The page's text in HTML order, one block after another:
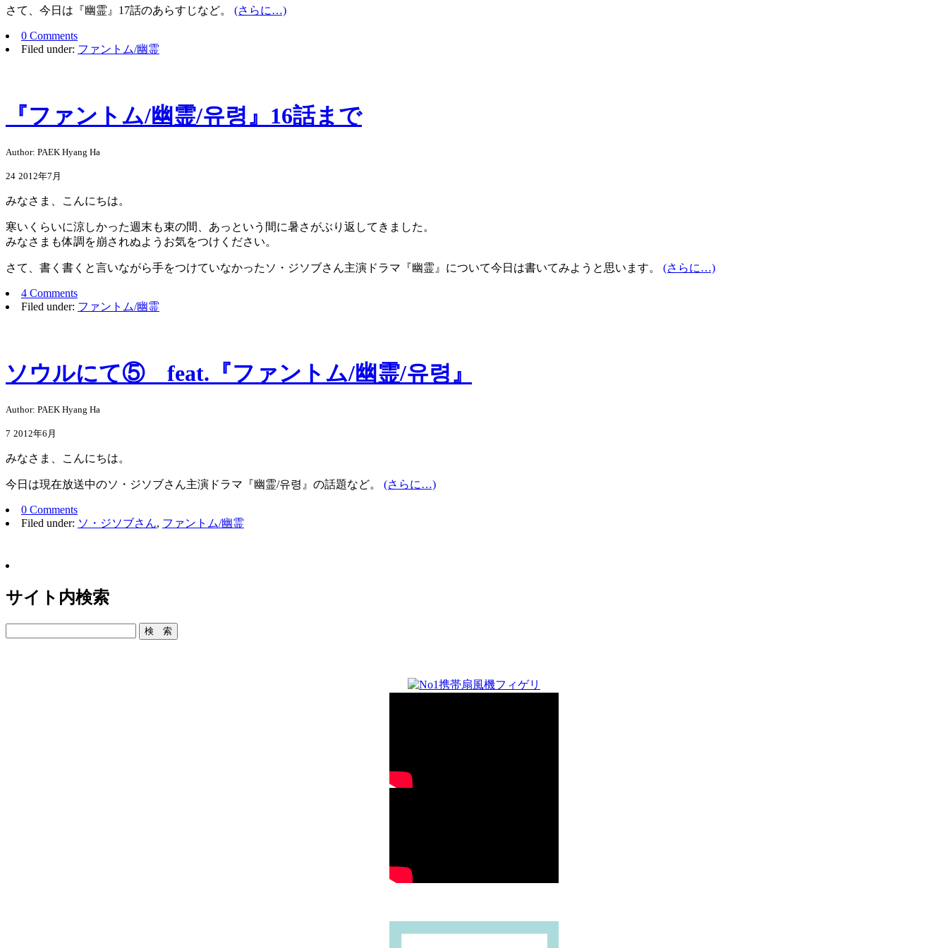
さて、今日は『幽霊』17話のあらすじなど。 (さらに…)
0 Comments
Filed under: ファントム/幽霊
『ファントム/幽霊/유령』16話まで
Author: PAEK Hyang Ha
24 2012年7月
みなさま、こんにちは。
寒いくらいに涼しかった週末も束の間、あっという間に暑さがぶり返してきました。
みなさまも体調を崩されぬようお気をつけください。
さて、書く書くと言いながら手をつけていなかったソ・ジソブさん主演ドラマ『幽霊』について今日は書いてみようと思います。 (さらに…)
4 Comments
Filed under: ファントム/幽霊
ソウルにて⑤ feat.『ファントム/幽霊/유령』
Author: PAEK Hyang Ha
7 2012年6月
みなさま、こんにちは。
今日は現在放送中のソ・ジソブさん主演ドラマ『幽霊/유령』の話題など。 (さらに…)
0 Comments
Filed under: ソ・ジソブさん, ファントム/幽霊
サイト内検索